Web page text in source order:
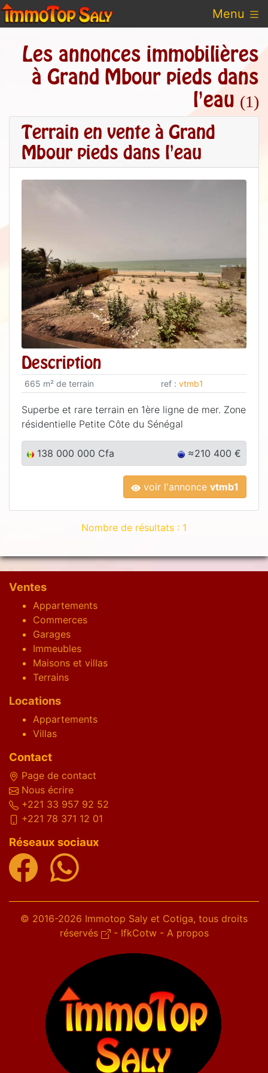
Menu
Les annonces immobilières
à Grand Mbour pieds dans
l'eau (1)
Terrain en vente à Grand
Mbour pieds dans l'eau
Description
665 m² de terrain ref : vtmb1
Superbe et rare terrain en 1ère ligne de mer. Zone
résidentielle Petite Côte du Sénégal
138 000 000 Cfa ≈210 400 €
voir l'annonce vtmb1
Nombre de résultats : 1
Ventes
Appartements
Commerces
Garages
Immeubles
Maisons et villas
Terrains
Locations
Appartements
Villas
Contact
Page de contact
Nous écrire
+221 33 957 92 52
+221 78 371 12 01
Réseaux sociaux
© 2016-2026 Immotop Saly et Cotiga, tous droits
réservés
- IfkCotw- A propos